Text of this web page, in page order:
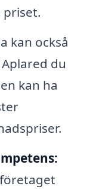
kan också
du
kan ha